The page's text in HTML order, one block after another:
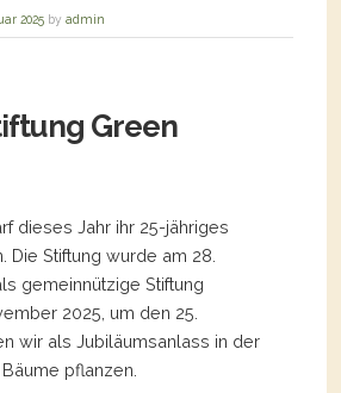
2025 by admin
Green
dieses Jahr ihr 25-jähriges
Die Stiftung wurde am 28.
gemeinnützige Stiftung
2025, um den 25.
wir als Jubiläumsanlass in der
pflanzen.